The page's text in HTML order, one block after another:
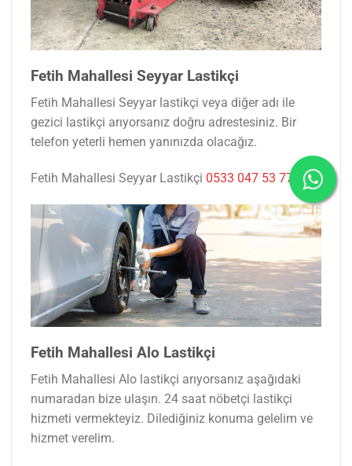
Fetih Mahallesi Seyyar Lastikçi
Fetih Mahallesi Seyyar lastikçi veya diğer adı ile
gezici lastikçi arıyorsanız doğru adrestesiniz. Bir
telefon yeterli hemen yanınızda olacağız.
Fetih Mahallesi Seyyar Lastikçi 0533 047 53 77
Fetih Mahallesi Alo Lastikçi
Fetih Mahallesi Alo lastikçi arıyorsanız aşağıdaki
numaradan bize ulaşın. 24 saat nöbetçi lastikçi
hizmeti vermekteyiz. Dilediğiniz konuma gelelim ve
hizmet verelim.